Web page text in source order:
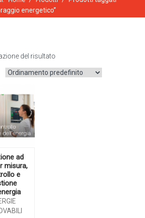
ONLINE
energetico”
del risultato
ad
misura,
e